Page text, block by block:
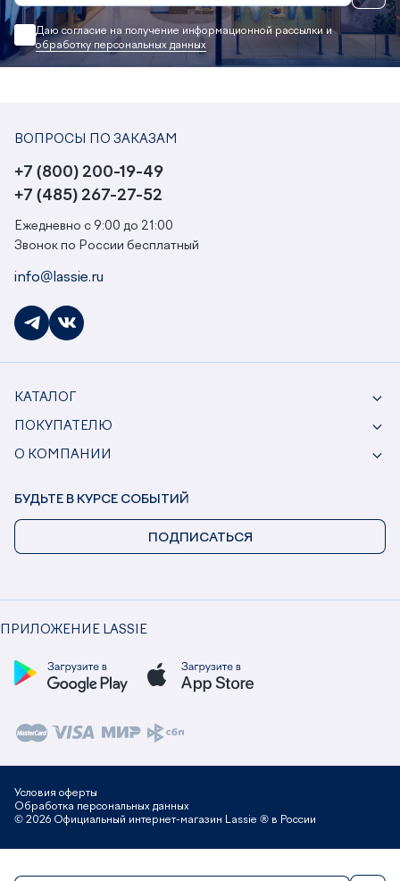
Даю согласие на получение информационной рассылки и
обработку персональных данных
ВОПРОСЫ ПО ЗАКАЗАМ
+7 (800) 200-19-49
+7 (485) 267-27-52
Ежедневно с 9:00 до 21:00
Звонок по России бесплатный
info@lassie.ru
КАТАЛОГ
ПОКУПАТЕЛЮ
О КОМПАНИИ
ПРИЛОЖЕНИЕ LASSIE
БУДЬТЕ В КУРСЕ СОБЫТИЙ
ПОДПИСАТЬСЯ
© 2026 Официальный интернет-магазин Lassie ® в России
Условия оферты
Обработка персональных данных